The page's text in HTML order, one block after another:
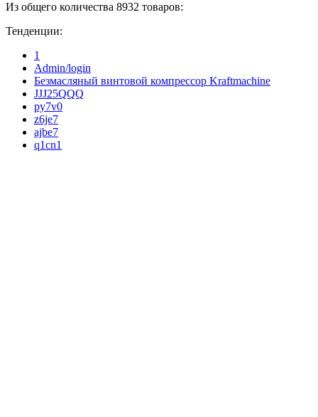
Из общего количества 8932 товаров:
Тенденции:
1
Admin/login
Безмасляный винтовой компрессор Kraftmaсhine
JJJ25QQQ
py7v0
z6je7
ajbe7
q1cn1